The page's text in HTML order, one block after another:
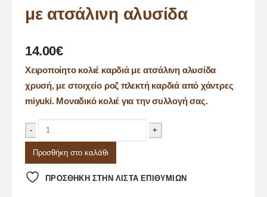
με ατσάλινη αλυσίδα
14.00€
Χειροποίητο κολιέ καρδιά με ατσάλινη αλυσίδα
χρυσή, με στοιχείο ροζ πλεκτή καρδιά από χάντρες
miyuki. Μοναδικό κολιέ για την συλλογή σας.
- +
Προσθήκη στο καλάθι
ΠΡΌΣΘΉΚΗ ΣΤΗΝ ΛΊΣΤΑ ΕΠΙΘΥΜΙΏΝ